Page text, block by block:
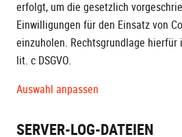
erfolgt, um die gesetzlich
Einwilligungen für den Einsatz von
einzuholen. Rechtsgrundlage hierfür
lit. c DSGVO.
Auswahl anpassen
SERVER-LOG-DATEIEN